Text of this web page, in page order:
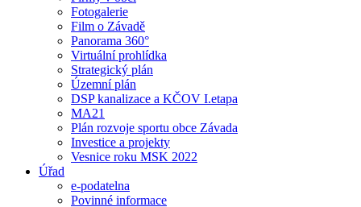
Fotogalerie
Film o Závadě
Panorama 360°
Virtuální prohlídka
Strategický plán
Územní plán
DSP kanalizace a KČOV I.etapa
MA21
Plán rozvoje sportu obce Závada
Investice a projekty
Vesnice roku MSK 2022
Úřad
e-podatelna
Povinné informace